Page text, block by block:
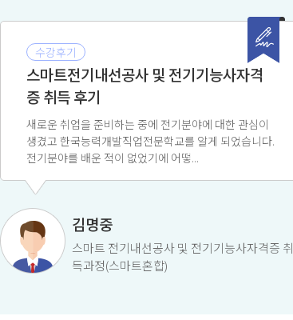
글로벌교육과정
수강후기
스마트전기내선공사 및 전기기능사자격
증 취득 후기
새로운 취업을 준비하는 중에 전기분야에 대한 관심이
생겼고 한국능력개발직업전문학교를 알게 되었습니다.
전기분야를 배운 적이 없었기에 어떻...
김명중
스마트 전기내선공사 및 전기기능사자격증 취
득과정(스마트혼합)